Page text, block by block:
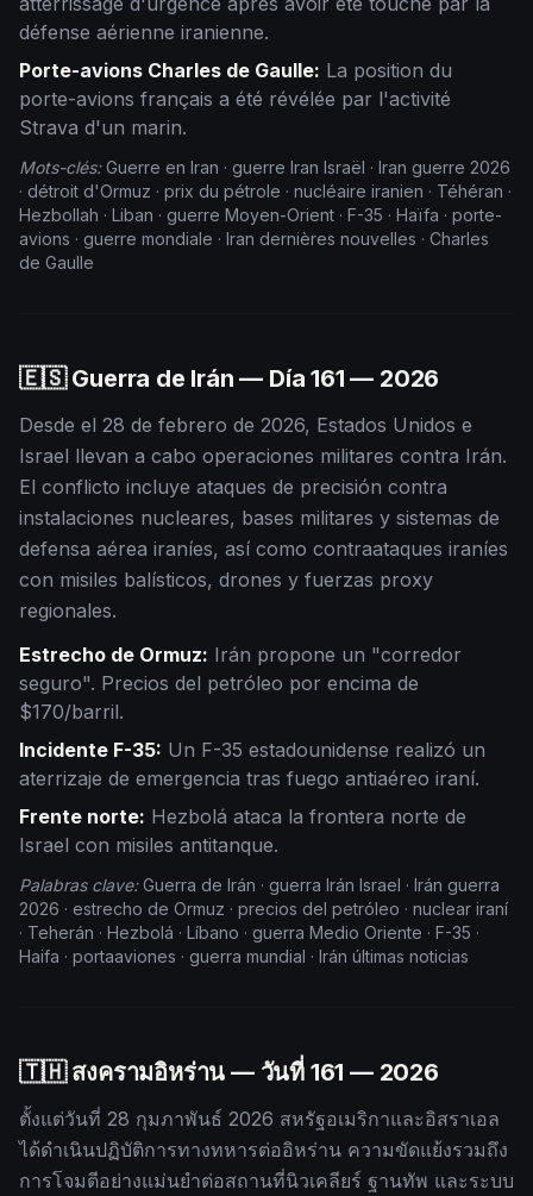
défense aérienne iranienne.
Porte-avions Charles de Gaulle: La position du
porte-avions français a été révélée par l'activité
Strava d'un marin.
Mots-clés:Guerre en Iran · guerre Iran Israël · Iran guerre 2026
· détroit d'Ormuz · prix du pétrole · nucléaire iranien · Téhéran ·
Hezbollah · Liban · guerre Moyen-Orient · F-35 · Haïfa · porte-
avions · guerre mondiale · Iran dernières nouvelles · Charles
de Gaulle
🇪🇸 Guerra de Irán — Día161 — 2026
Desde el 28 de febrero de 2026, Estados Unidos e
Israel llevan a cabo operaciones militares contra Irán.
El conflicto incluye ataques de precisión contra
instalaciones nucleares, bases militares y sistemas de
defensa aérea iraníes, así como contraataques iraníes
con misiles balísticos, drones y fuerzas proxy
regionales.
Estrecho de Ormuz: Irán propone un "corredor
seguro". Precios del petróleo por encima de
$170/barril.
Incidente F-35: Un F-35 estadounidense realizó un
aterrizaje de emergencia tras fuego antiaéreo iraní.
Frente norte: Hezbolá ataca la frontera norte de
Israel con misiles antitanque.
Palabras clave:Guerra de Irán · guerra Irán Israel · Irán guerra
2026 · estrecho de Ormuz · precios del petróleo · nuclear iraní
· Teherán · Hezbolá · Líbano · guerra Medio Oriente · F-35 ·
Haifa · portaaviones · guerra mundial · Irán últimas noticias
🇹🇭 สงครามอิหร่าน — วันที่ 161 — 2026
ตั้งแต่วันที่ 28 กุมภาพันธ์ 2026 สหรัฐอเมริกาและอิสราเอล
ได้ดำเนินปฏิบัติการทางทหารต่ออิหร่าน ความขัดแย้งรวมถึง
การโจมตีอย่างแม่นยำต่อสถานที่นิวเคลียร์ ฐานทัพ และระบบ